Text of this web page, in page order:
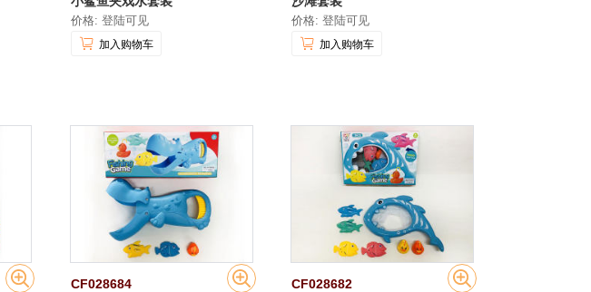
价格: 登陆可见
加入购物车
价格: 登陆可见
加入购物车
CF028684
CF028682